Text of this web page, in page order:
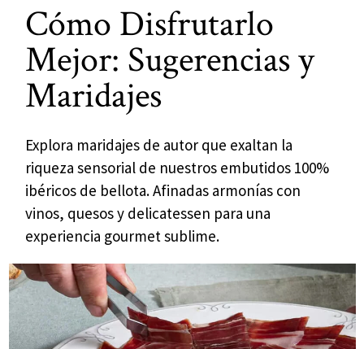
Cómo Disfrutarlo
Mejor: Sugerencias y
Maridajes
Explora maridajes de autor que exaltan la
riqueza sensorial de nuestros embutidos 100%
ibéricos de bellota. Afinadas armonías con
vinos, quesos y delicatessen para una
experiencia gourmet sublime.